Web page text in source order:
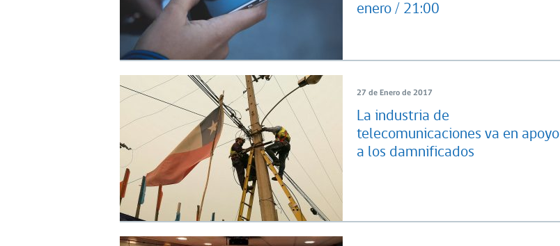
enero / 21:00
27 de Enero de 2017
La industria de
telecomunicaciones va en apoyo
a los damnificados